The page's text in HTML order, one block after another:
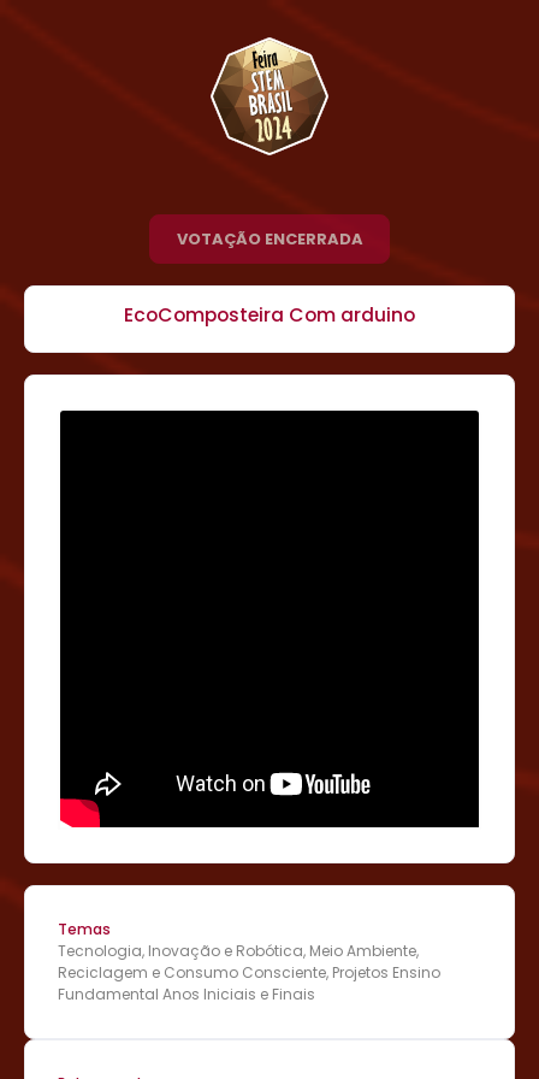
VOTAÇÃO ENCERRADA
EcoComposteira Com arduino
Temas
Tecnologia, Inovação e Robótica, Meio Ambiente,
Reciclagem e Consumo Consciente, Projetos Ensino
Fundamental Anos Iniciais e Finais